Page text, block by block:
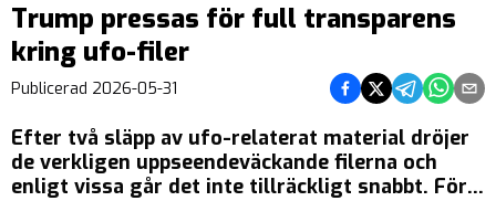
Trump pressas för full transparens
kring ufo-filer
Publicerad 2026-05-31 Dela på Facebook
Dela på Twitter
Dela på
Dela
Efter två släpp av ufo-relaterat material dröjer
de verkligen uppseendeväckande filerna och
enligt vissa går det inte tillräckligt snabbt. För